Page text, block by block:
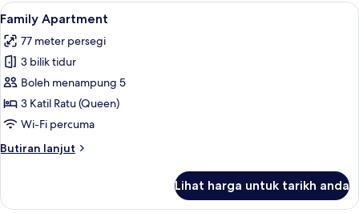
Lihat
semua
foto
untuk
Family
Apartment
Family Apartment | 3 bilik tidur,
8
Family Apartment
77 meter persegi
3 bilik tidur
Boleh menampung 5
3 Katil Ratu (Queen)
Wi-Fi percuma
Butiran lanjut
Butiran
Apartment
Lihat harga untuk tarikh anda